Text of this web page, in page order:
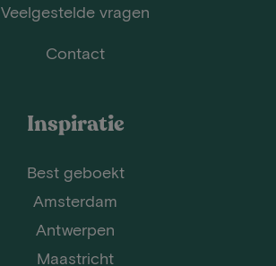
Veelgestelde vragen
Contact
Inspiratie
Best geboekt
Amsterdam
Antwerpen
Maastricht